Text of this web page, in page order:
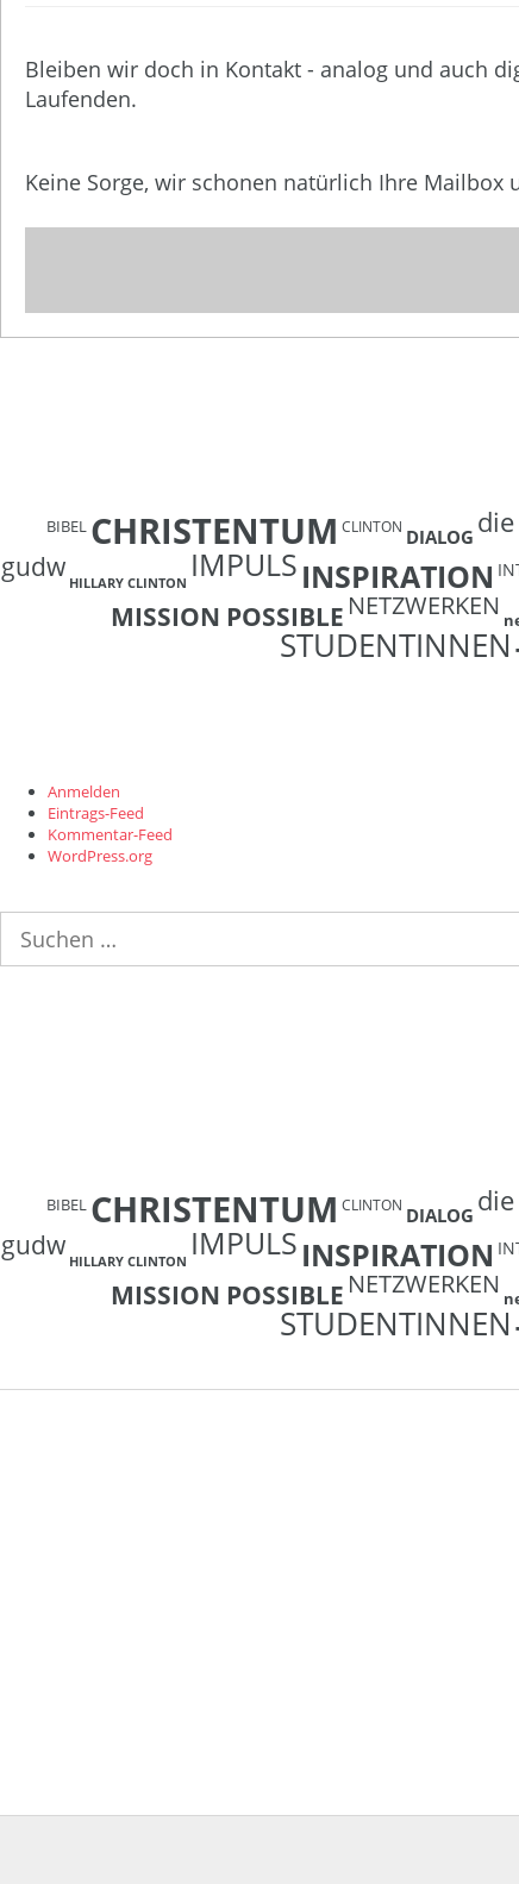
Bleiben wir doch in Kontakt - analog und auch
Laufenden.
Keine Sorge, wir schonen natürlich Ihre
BIBEL CHRISTENTUM CLINTON DIALOG
gudw HILLARY CLINTON IMPULSINSPIRATION
MISSION POSSIBLE NETZWERKEN
STUDENTINNEN
Anmelden
Eintrags-Feed
Kommentar-Feed
WordPress.org
nach:
BIBEL CHRISTENTUM CLINTON DIALOG
gudw HILLARY CLINTON IMPULSINSPIRATION
MISSION POSSIBLE NETZWERKEN
STUDENTINNEN